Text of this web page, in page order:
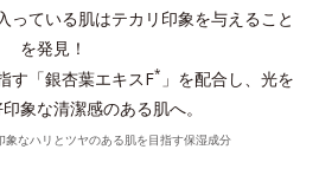
っている肌はテカリ印象を与えること
を発見！
す「銀杏葉エキスF* 」を配合し、光を
象な清潔感のある肌へ。
なハリとツヤのある肌を目指す保湿成分